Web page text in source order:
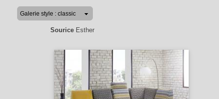
SouriceEsther